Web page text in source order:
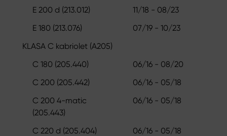
E 200 d (213.012)
11/18 - 08/23
E 180 (213.076)
07/19 - 10/23
KLASA C kabriolet (A205)
C 180 (205.440)
06/16 - 08/20
C 200 (205.442)
06/16 - 05/18
C 200 4-matic
(205.443)
06/16 - 05/18
C 220 d (205.404)
06/16 - 05/18